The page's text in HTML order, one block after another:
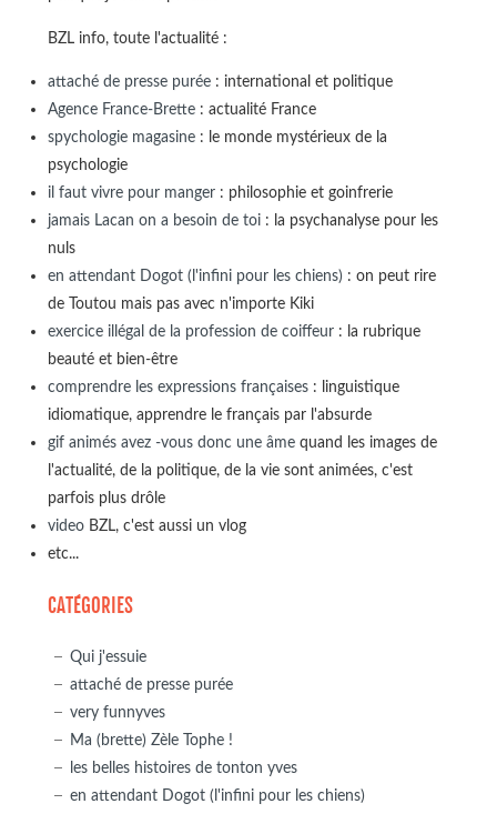
BZL info, toute l'actualité :
attaché de presse purée: international et politique
Agence France-Brette: actualité France
spychologie magasine: le monde mystérieux de la
psychologie
il faut vivre pour manger: philosophie et goinfrerie
jamais Lacan on a besoin de toi: la psychanalyse pour les
nuls
en attendant Dogot (l'infini pour les chiens): on peut rire
de Toutou mais pas avec n'importe Kiki
exercice illégal de la profession de coiffeur: la rubrique
beauté et bien-être
comprendre les expressions françaises: linguistique
idiomatique, apprendre le français par l'absurde
gif animés avez -vous donc une âmequand les images de
l'actualité, de la politique, de la vie sont animées, c'est
parfois plus drôle
videoBZL, c'est aussi un vlog
etc...
CATÉGORIES
Qui j'essuie
attaché de presse purée
very funnyves
Ma (brette) Zèle Tophe !
les belles histoires de tonton yves
en attendant Dogot (l'infini pour les chiens)